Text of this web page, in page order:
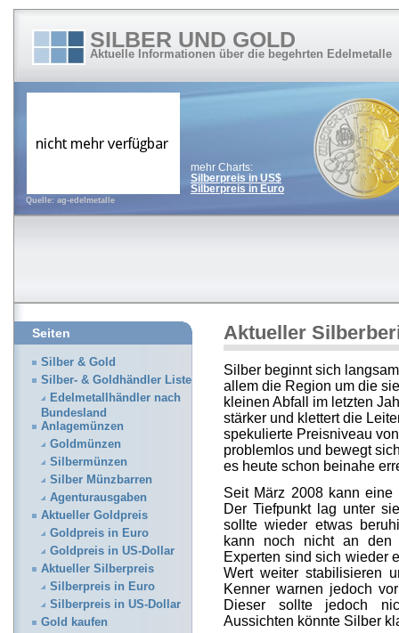
SILBER UND GOLD
Aktuelle Informationen über die begehrten Edelmetalle
Quelle: ag-edelmetalle
mehr Charts:
Silberpreis in US$
Silberpreis in Euro
Aktueller
Silber beginnt sich
allem die Region um die
kleinen Abfall im letzten
stärker und klettert die
spekulierte Preisniveau
problemlos und bewegt
es heute schon beinahe
Seit März 2008 kann eine
Der Tiefpunkt lag unter
sollte wieder etwas
kann noch nicht an den
Experten sind sich wieder
Wert weiter stabilisieren
Kenner warnen jedoch
Dieser sollte jedoch
Aussichten könnte Silber
Seiten
Silber & Gold
Silber- & Goldhändler Liste
Edelmetallhändler nach
Bundesland
Anlagemünzen
Goldmünzen
Silbermünzen
Silber Münzbarren
Agenturausgaben
Aktueller Goldpreis
Goldpreis in Euro
Goldpreis in US-Dollar
Aktueller Silberpreis
Silberpreis in Euro
Silberpreis in US-Dollar
Gold kaufen